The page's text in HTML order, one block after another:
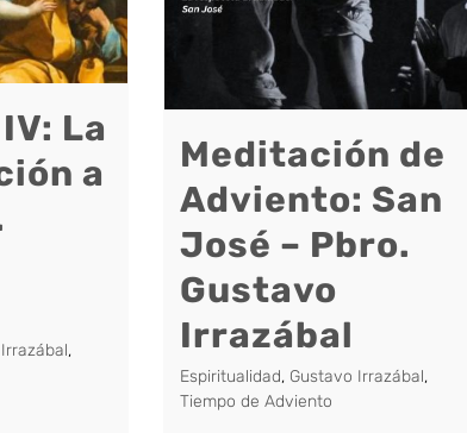
La
a
,
Meditación de
Adviento: San
José – Pbro.
Gustavo
Irrazábal
Espiritualidad, Gustavo Irrazábal,
Tiempo de Adviento